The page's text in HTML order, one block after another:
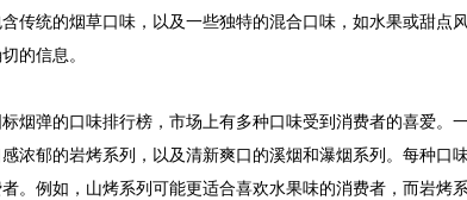
传统的烟草口味，以及一些独特的混合口味，如水果或甜点
的信息。
烟弹的口味排行榜，市场上有多种口味受到消费者的喜爱。
浓郁的岩烤系列，以及清新爽口的溪烟和瀑烟系列。每种口
。例如，山烤系列可能更适合喜欢水果味的消费者，而岩烤